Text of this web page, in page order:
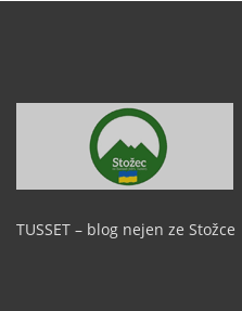
TUSSET – blog nejen ze Stožce